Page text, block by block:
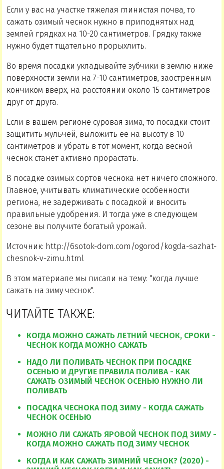
Если у вас на участке тяжелая глинистая почва, то
сажать озимый чеснок нужно в приподнятых над
землей грядках на 10-20 сантиметров. Грядку также
нужно будет тщательно прорыхлить.
Во время посадки укладывайте зубчики в землю ниже
поверхности земли на 7-10 сантиметров, заостренным
кончиком вверх, на расстоянии около 15 сантиметров
друг от друга.
Если в вашем регионе суровая зима, то посадки стоит
защитить мульчей, выложить ее на высоту в 10
сантиметров и убрать в тот момент, когда весной
чеснок станет активно прорастать.
В посадке озимых сортов чеснока нет ничего сложного.
Главное, учитывать климатические особенности
региона, не задерживать с посадкой и вносить
правильные удобрения. И тогда уже в следующем
сезоне вы получите богатый урожай.
Источник: http://6sotok-dom.com/ogorod/kogda-sazhat-
chesnok-v-zimu.html
В этом материале мы писали на тему: "когда лучше
сажать на зиму чеснок".
ЧИТАЙТЕ ТАКЖЕ:
КОГДА МОЖНО САЖАТЬ ЛЕТНИЙ ЧЕСНОК, СРОКИ -
ЧЕСНОК КОГДА МОЖНО САЖАТЬ
НАДО ЛИ ПОЛИВАТЬ ЧЕСНОК ПРИ ПОСАДКЕ
ОСЕНЬЮ И ДРУГИЕ ПРАВИЛА ПОЛИВА - КАК
САЖАТЬ ОЗИМЫЙ ЧЕСНОК ОСЕНЬЮ НУЖНО ЛИ
ПОЛИВАТЬ
ПОСАДКА ЧЕСНОКА ПОД ЗИМУ - КОГДА САЖАТЬ
ЧЕСНОК ОСЕНЬЮ
МОЖНО ЛИ САЖАТЬ ЯРОВОЙ ЧЕСНОК ПОД ЗИМУ -
КОГДА МОЖНО САЖАТЬ ПОД ЗИМУ ЧЕСНОК
КОГДА И КАК САЖАТЬ ЗИМНИЙ ЧЕСНОК? (2020) -